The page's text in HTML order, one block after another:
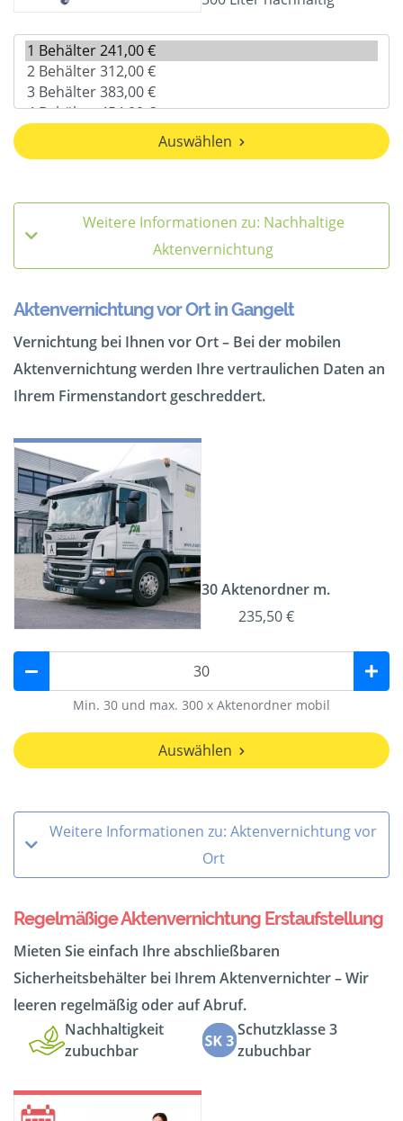
Auswählen
Weitere Informationen zu: Nachhaltige
Aktenvernichtung
Aktenvernichtung vor Ort in Gangelt
Vernichtung bei Ihnen vor Ort – Bei der mobilen
Aktenvernichtung werden Ihre vertraulichen Daten an
Ihrem Firmenstandort geschreddert.
30 Aktenordner m.
235,50 €
Min. 30 und max. 300 x Aktenordner mobil
Auswählen
Weitere Informationen zu: Aktenvernichtung vor
Ort
Regelmäßige Aktenvernichtung Erstaufstellung
Mieten Sie einfach Ihre abschließbaren
Sicherheitsbehälter bei Ihrem Aktenvernichter – Wir
leeren regelmäßig oder auf Abruf.
Nachhaltigkeit
zubuchbar
Schutzklasse 3
zubuchbar